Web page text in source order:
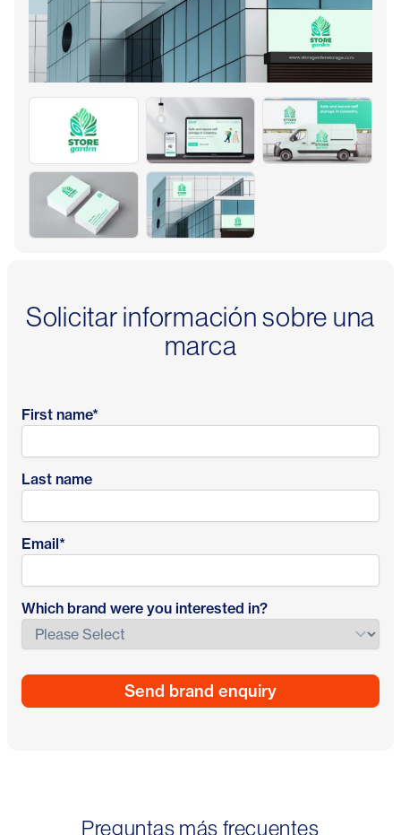
Solicitar información sobre una
marca
First name*
Last name
Email*
Which brand were you interested in?
Preguntas más frecuentes